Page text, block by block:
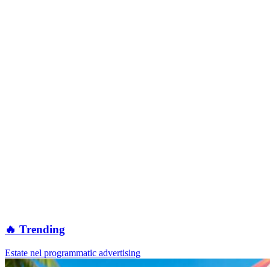
🔥 Trending
Estate nel programmatic advertising